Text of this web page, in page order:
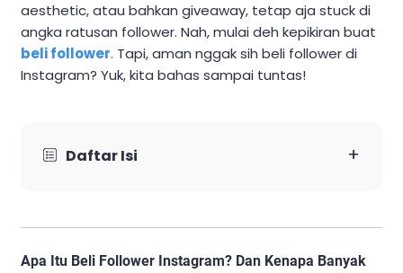
aesthetic, atau bahkan giveaway, tetap aja stuck di
angka ratusan follower. Nah, mulai deh kepikiran buat
beli follower. Tapi, aman nggak sih beli follower di
Instagram? Yuk, kita bahas sampai tuntas!
Daftar Isi +
Apa Itu Beli Follower Instagram? Dan Kenapa Banyak